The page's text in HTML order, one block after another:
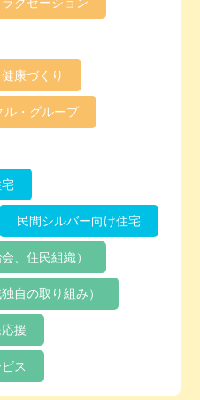
康づくり
ル・グループ
民間シルバー向け住宅
、住民組織）
自の取り組み）
援
ス